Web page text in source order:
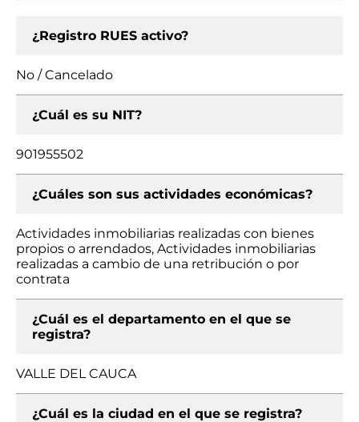
¿Registro RUES activo?
No / Cancelado
¿Cuál es su NIT?
901955502
¿Cuáles son sus actividades económicas?
Actividades inmobiliarias realizadas con bienes
propios o arrendados, Actividades inmobiliarias
realizadas a cambio de una retribución o por
contrata
¿Cuál es el departamento en el que se
registra?
VALLE DEL CAUCA
¿Cuál es la ciudad en el que se registra?